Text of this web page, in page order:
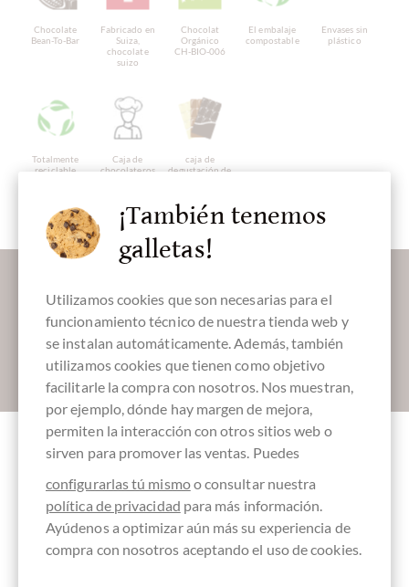
Chocolate
Bean-To-Bar
Fabricado en
Suiza,
chocolate
suizo
Chocolat
Orgánico
CH-BIO-006
El embalaje
compostable
Envases sin
plástico
Totalmente
reciclable
Caja de
chocolateros
caja de
degustación de
Absenden
Probierpaket Best of Original Beans
Escriba la primera reseña y ayude a otros clientes. Gracias
¡También tenemos
galletas!
Utilizamos cookies que son necesarias para el
funcionamiento técnico de nuestra tienda web y
se instalan automáticamente. Además, también
utilizamos cookies que tienen como objetivo
facilitarle la compra con nosotros. Nos muestran,
por ejemplo, dónde hay margen de mejora,
permiten la interacción con otros sitios web o
sirven para promover las ventas. Puedes
configurarlas tú mismoo consultar nuestra
política de privacidad para más información.
Ayúdenos a optimizar aún más su experiencia de
compra con nosotros aceptando el uso de cookies.